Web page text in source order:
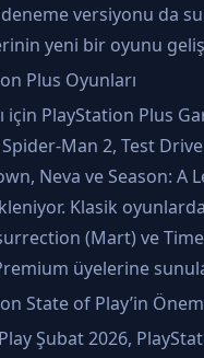
versiyonu da
yeni bir oyunu
Plus Oyunları
için PlayStation Plus
Spider-Man 2, Test
Neva ve Season: A
Klasik
(Mart) ve
üyelerine
State of Play’in
Şubat 2026,